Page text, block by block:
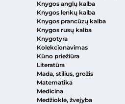
Knygos anglų kalba
Knygos lenkų kalba
Knygos prancūzų kalba
Knygos rusų kalba
Knygotyra
Kolekcionavimas
Kūno priežiūra
Literatūra
Mada, stilius, grožis
Matematika
Medicina
Medžioklė, žvejyba